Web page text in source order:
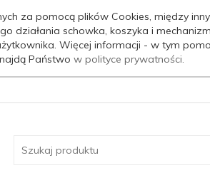
za pomocą plików Cookies, między
działania schowka, koszyka i
Więcej informacji - w tym
Państwo w polityce prywatności.